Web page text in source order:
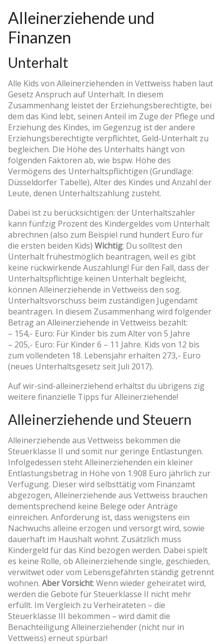
Alleinerziehende und
Finanzen
Unterhalt
Alle Kids von Alleinerziehenden in Vettweiss haben laut
Gesetz Anspruch auf Unterhalt. In diesem
Zusammenhang leistet der Erziehungsberechtigte, bei
dem das Kind lebt, seinen Anteil im Zuge der Pflege und
Erziehung des Kindes, im Gegenzug ist der andere
Erziehungsberechtigte verpflichtet, Geld-Unterhalt zu
begleichen. Die Höhe des Unterhalts hängt von
folgenden Faktoren ab, wie bspw. Höhe des
Vermögens des Unterhaltspflichtigen (Grundlage:
Düsseldorfer Tabelle), Alter des Kindes und Anzahl der
Leute, denen Unterhaltszahlung zusteht.
Dabei ist zu berücksichtigen: der Unterhaltszahler
kann fünfzig Prozent des Kindergeldes vom Unterhalt
abrechnen (also zum Beispiel rund hundert Euro für
die ersten beiden Kids) Wichtig: Du solltest den
Unterhalt frühestmöglich beantragen, weil es gibt
keine rückwirkende Auszahlung! Für den Fall, dass der
Unterhaltspflichtige keinen Unterhalt begleicht,
können Alleinerziehende in Vettweiss den sog.
Unterhaltsvorschuss beim zuständigen Jugendamt
beantragen. In diesem Zusammenhang wird folgender
Betrag an Alleinerziehende in Vettweiss bezahlt:
– 154,- Euro: Für Kinder bis zum Alter von 5 Jahre
– 205,- Euro: Für Kinder 6 – 11 Jahre. Kids von 12 bis
zum vollendeten 18. Lebensjahr erhalten 273,- Euro
(neues Unterhaltsgesetz seit Juli 2017).
Auf wir-sind-alleinerziehend erhältst du übrigens zig
weitere finanzielle Tipps für Alleinerziehende!
Alleinerziehende und Steuern
Alleinerziehende aus Vettweiss bekommen die
Steuerklasse II und somit nur geringe Entlastungen.
Infolgedessen steht Alleinerziehenden ein kleiner
Entlastungsbetrag in Höhe von 1.908 Euro jährlich zur
Verfügung. Dieser wird selbsttätig vom Finanzamt
abgezogen, Alleinerziehende aus Vettweiss brauchen
dementsprechend keine Belege oder Anträge
einreichen. Anforderung ist, dass wenigstens ein
Nachwuchs alleine erzogen und versorgt wird, sowie
dauerhaft im Haushalt wohnt. Zusätzlich muss
Kindergeld für das Kind bezogen werden. Dabei spielt
es keine Rolle, ob Alleinerziehende single, geschieden,
verwitwet oder vom Lebensgefährten ständig getrennt
wohnen. Aber Vorsicht: Wenn wieder geheiratet wird,
werden die Gebote für Steuerklasse II nicht mehr
erfüllt. Im Vergleich zu Verheirateten – die
Steuerklasse III bekommen – wird damit die
Benachteiligung Alleinerziehender (nicht nur in
Vettweiss) erneut spürbar!